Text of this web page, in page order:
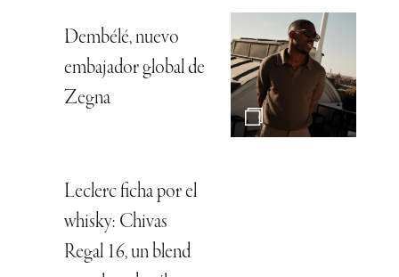
Dembélé, nuevo
embajador global de
Zegna
Leclerc ficha por el
whisky: Chivas
Regal 16, un blend